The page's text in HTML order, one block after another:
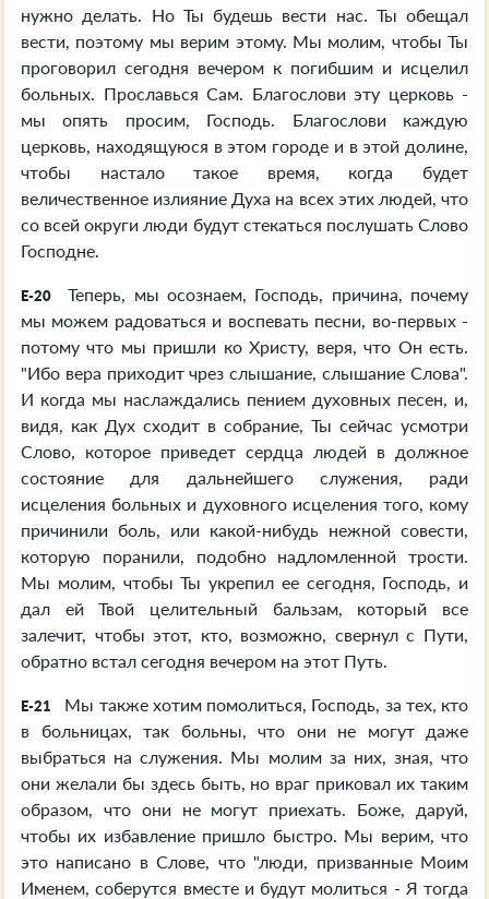
нужно делать. Но Ты будешь вести нас. Ты обещал
вести, поэтому мы верим этому. Мы молим, чтобы Ты
проговорил сегодня вечером к погибшим и исцелил
больных. Прославься Сам. Благослови эту церковь -
мы опять просим, Господь. Благослови каждую
церковь, находящуюся в этом городе и в этой долине,
чтобы настало такое время, когда будет
величественное излияние Духа на всех этих людей, что
со всей округи люди будут стекаться послушать Слово
Господне.
E-20
Теперь, мы осознаем, Господь, причина, почему
мы можем радоваться и воспевать песни, во-первых -
потому что мы пришли ко Христу, веря, что Он есть.
"Ибо вера приходит чрез слышание, слышание Слова".
И когда мы наслаждались пением духовных песен, и,
видя, как Дух сходит в собрание, Ты сейчас усмотри
Слово, которое приведет сердца людей в должное
состояние для дальнейшего служения, ради
исцеления больных и духовного исцеления того, кому
причинили боль, или какой-нибудь нежной совести,
которую поранили, подобно надломленной трости.
Мы молим, чтобы Ты укрепил ее сегодня, Господь, и
дал ей Твой целительный бальзам, который все
залечит, чтобы этот, кто, возможно, свернул с Пути,
обратно встал сегодня вечером на этот Путь.
E-21
Мы также хотим помолиться, Господь, за тех, кто
в больницах, так больны, что они не могут даже
выбраться на служения. Мы молим за них, зная, что
они желали бы здесь быть, но враг приковал их таким
образом, что они не могут приехать. Боже, даруй,
чтобы их избавление пришло быстро. Мы верим, что
это написано в Слове, что "люди, призванные Моим
Именем, соберутся вместе и будут молиться - Я тогда